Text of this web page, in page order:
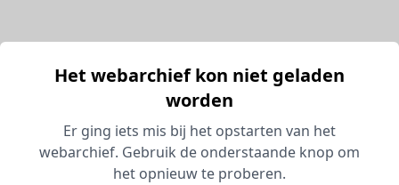
Het webarchief kon niet geladen
worden
Er ging iets mis bij het opstarten van het
webarchief. Gebruik de onderstaande knop om
het opnieuw te proberen.